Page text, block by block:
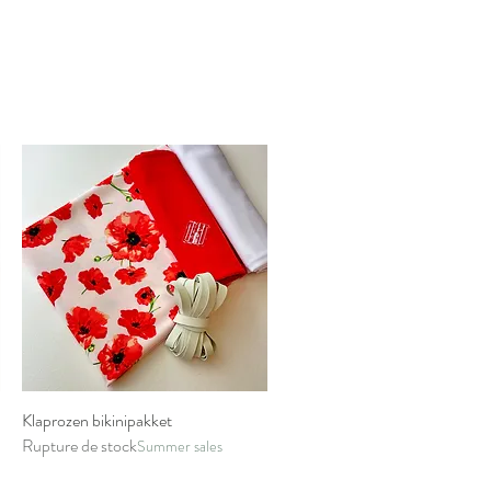
Aperçu rapide
Klaprozen bikinipakket
Rupture de stockSummer sales